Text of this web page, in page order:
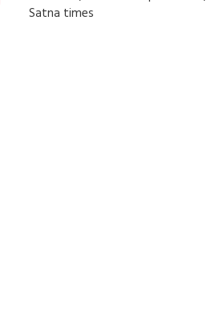
Satna times